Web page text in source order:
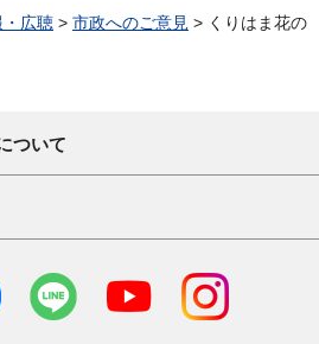
・広聴 > 市政へのご意見 > くりはま花の
ついて